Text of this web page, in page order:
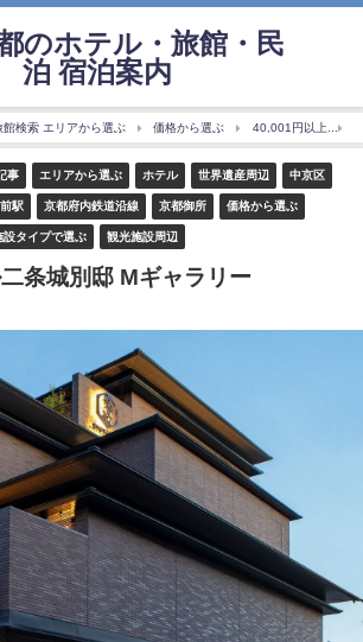
のホテル・旅館・民
泊 宿泊案内
館検索 エリアから選ぶ 価格から選ぶ 40,001円以上
事 エリアから選ぶ ホテル 世界遺産周辺 中京区
駅 京都府内鉄道沿線 京都御所 価格から選ぶ
設タイプで選ぶ 観光施設周辺
条城別邸 Mギャラリー